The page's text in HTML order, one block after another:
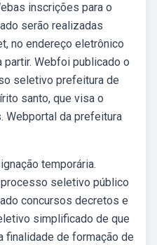
inscrições para o
serão realizadas
no endereço eletrônico
partir. Webfoi publicado o
seletivo prefeitura de
santo, que visa o
Webportal da prefeitura
temporária.
seletivo público
concursos decretos e
simplificado de que
finalidade de formação de